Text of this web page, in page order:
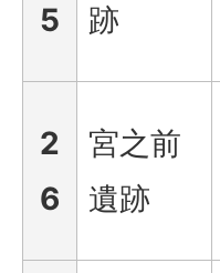
5
跡
2
6
宮之前
遺跡